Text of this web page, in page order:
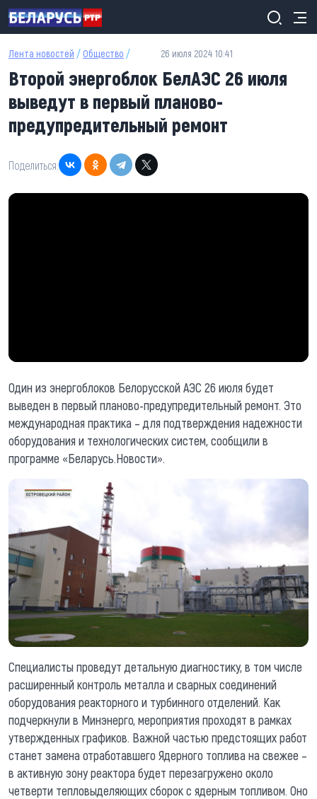
Перейти к основному содержанию
Лента новостей / Общество / 26 июля 2024 10:41
Второй энергоблок БелАЭС 26 июля
выведут в первый планово-
предупредительный ремонт
Поделиться:
Один из энергоблоков Белорусской АЭС 26 июля будет
выведен в первый планово-предупредительный ремонт. Это
международная практика – для подтверждения надежности
оборудования и технологических систем, сообщили в
программе «Беларусь.Новости».
Специалисты проведут детальную диагностику, в том числе
расширенный контроль металла и сварных соединений
оборудования реакторного и турбинного отделений. Как
подчеркнули в Минэнерго, мероприятия проходят в рамках
утвержденных графиков. Важной частью предстоящих работ
станет замена отработавшего Ядерного топлива на свежее –
в активную зону реактора будет перезагружено около
четверти тепловыделяющих сборок с ядерным топливом. Оно